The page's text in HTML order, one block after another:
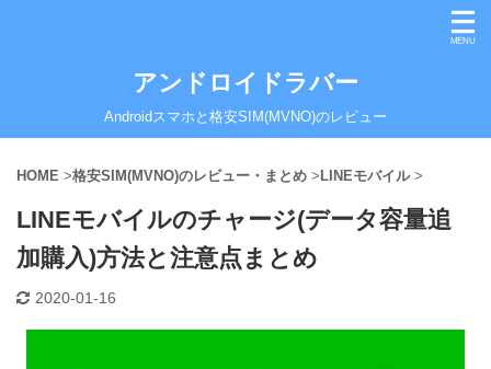
アンドロイドラバー
Androidスマホと格安SIM(MVNO)のレビュー
HOME >格安SIM(MVNO)のレビュー・まとめ > LINEモバイル >
LINEモバイルのチャージ(データ容量追
加購入)方法と注意点まとめ
2020-01-16